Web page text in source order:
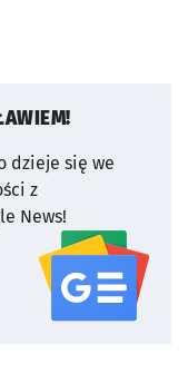
dzieje się we
z
News!
serwisu